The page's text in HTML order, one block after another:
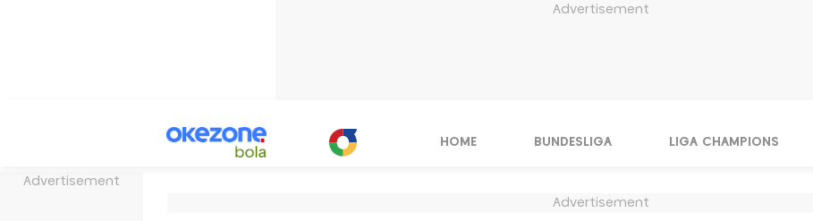
Advertisement
Advertisement
HOME BUNDESLIGA LIGA CHAMPIONS
Advertisement